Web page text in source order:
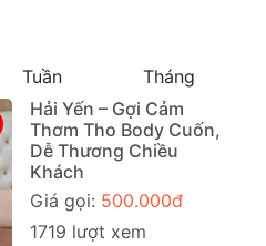
Tuần Tháng
Hải Yến – Gợi Cảm
Thơm Tho Body Cuốn,
Dễ Thương Chiều
Khách
Giá gọi: 500.000đ
1719 lượt xem